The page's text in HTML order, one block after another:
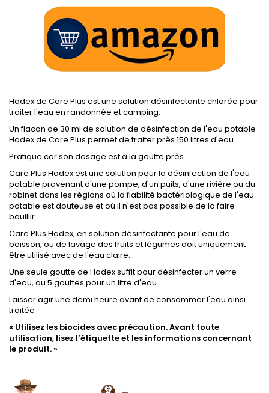
.
Hadex de Care Plus est une solution désinfectante chlorée pour
traiter l'eau en randonnée et camping.
Un flacon de 30 ml de solution de désinfection de l'eau potable
Hadex de Care Plus permet de traiter près 150 litres d'eau.
Pratique car son dosage est à la goutte près.
Care Plus Hadex est une solution pour la désinfection de l'eau
potable provenant d'une pompe, d'un puits, d'une rivière ou du
robinet dans les régions où la fiabilité bactériologique de l'eau
potable est douteuse et où il n'est pas possible de la faire
bouillir.
Care Plus Hadex, en solution désinfectante pour l'eau de
boisson, ou de lavage des fruits et légumes doit uniquement
être utilisé avec de l'eau claire.
Une seule goutte de Hadex suffit pour désinfecter un verre
d'eau, ou 5 gouttes pour un litre d'eau.
Laisser agir une demi heure avant de consommer l'eau ainsi
traitée
« Utilisez les biocides avec précaution. Avant toute
utilisation, lisez l’étiquette et les informations concernant
le produit. »
.